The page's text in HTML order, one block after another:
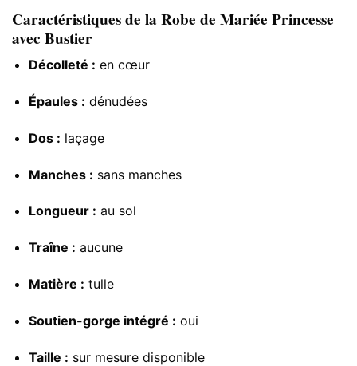
Caractéristiques de la Robe de Mariée Princesse
avec Bustier
Décolleté : en cœur
Épaules : dénudées
Dos : laçage
Manches : sans manches
Longueur : au sol
Traîne : aucune
Matière : tulle
Soutien-gorge intégré : oui
Taille : sur mesure disponible